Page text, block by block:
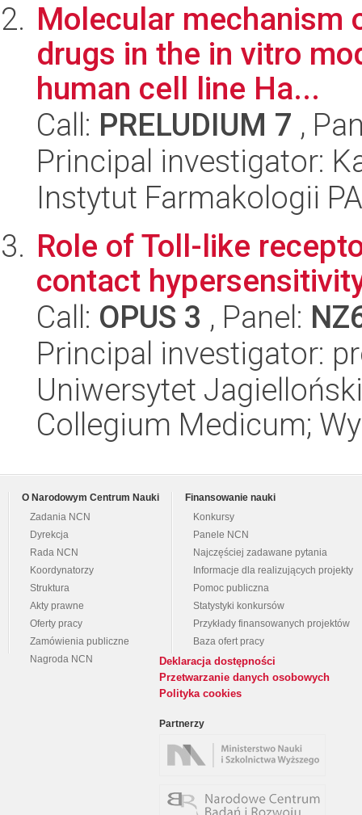
Molecular mechanism
drugs in the in vitro
human cell line Ha...
Call: PRELUDIUM 7 ,
Principal investigator:
Instytut Farmakologii
Role of Toll-like
contact
Call: OPUS 3 , Panel:
Principal investigator:
Uniwersytet
Collegium Medicum;
O Narodowym Centrum Nauki
Zadania NCN
Dyrekcja
Rada NCN
Koordynatorzy
Struktura
Akty prawne
Oferty pracy
Zamówienia publiczne
Nagroda NCN
Finansowanie nauki
Konkursy
Panele NCN
Najczęściej zadawane pytania
Informacje dla realizujących projekty
Pomoc publiczna
Statystyki konkursów
Przykłady finansowanych projektów
Baza ofert pracy
Deklaracja dostępności
Przetwarzanie danych osobowych
Polityka cookies
Partnerzy